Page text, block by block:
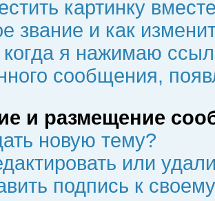
картинку
звание и как
я нажимаю
сообщения,
и размещение
новую тему?
или
подпись к